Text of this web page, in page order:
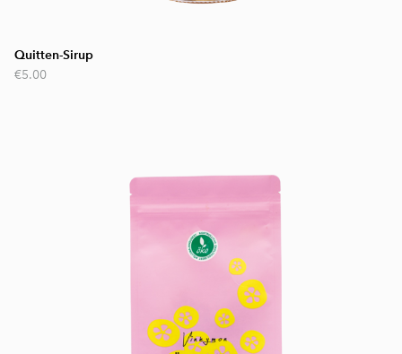
Quitten-Sirup
€5.00